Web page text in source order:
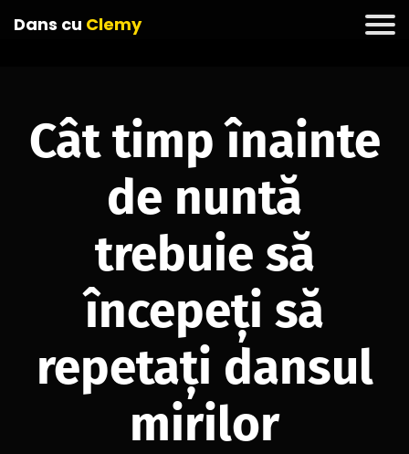
Dans cu Clemy
Cât timp înainte
de nuntă
trebuie să
începeți să
repetați dansul
mirilor